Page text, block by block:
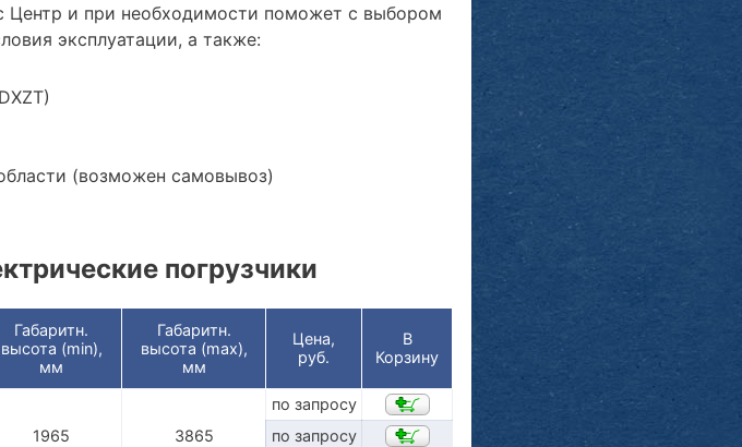
и при необходимости поможет с выбором
эксплуатации, а также:
(возможен самовывоз)
погрузчики
Габаритн.
высота (min),
мм
Габаритн.
высота (max),
мм
Цена,
руб.
В
Корзину
1965 3865
по запросу
по запросу